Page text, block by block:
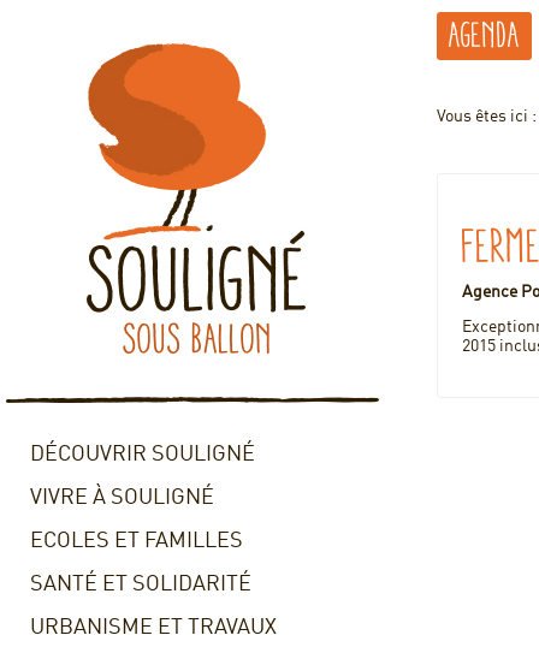
DÉCOUVRIR SOULIGNÉ
VIVRE À SOULIGNÉ
ECOLES ET FAMILLES
SANTÉ ET SOLIDARITÉ
URBANISME ET TRAVAUX
Agenda
Vous êtes ici :
Agence
2015